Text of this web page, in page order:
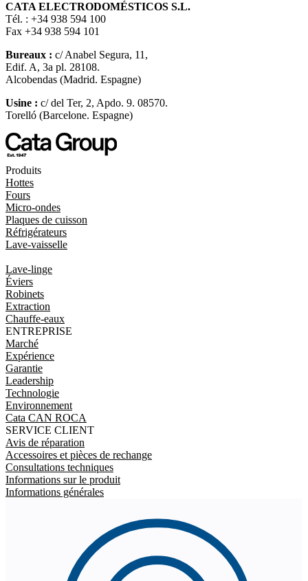
CATA ELECTRODOMÉSTICOS S.L.
Tél. : +34 938 594 100
Fax +34 938 594 101
Bureaux : c/ Anabel Segura, 11,
Edif. A, 3a pl. 28108.
Alcobendas (Madrid. Espagne)
Usine : c/ del Ter, 2, Apdo. 9. 08570.
Torelló (Barcelone. Espagne)
Produits
Hottes
Fours
Micro-ondes
Plaques de cuisson
Réfrigérateurs
Lave-vaisselle
Lave-linge
Éviers
Robinets
Extraction
Chauffe-eaux
ENTREPRISE
Marché
Expérience
Garantie
Leadership
Technologie
Environnement
Cata CAN ROCA
SERVICE CLIENT
Avis de réparation
Accessoires et pièces de rechange
Consultations techniques
Informations sur le produit
Informations générales